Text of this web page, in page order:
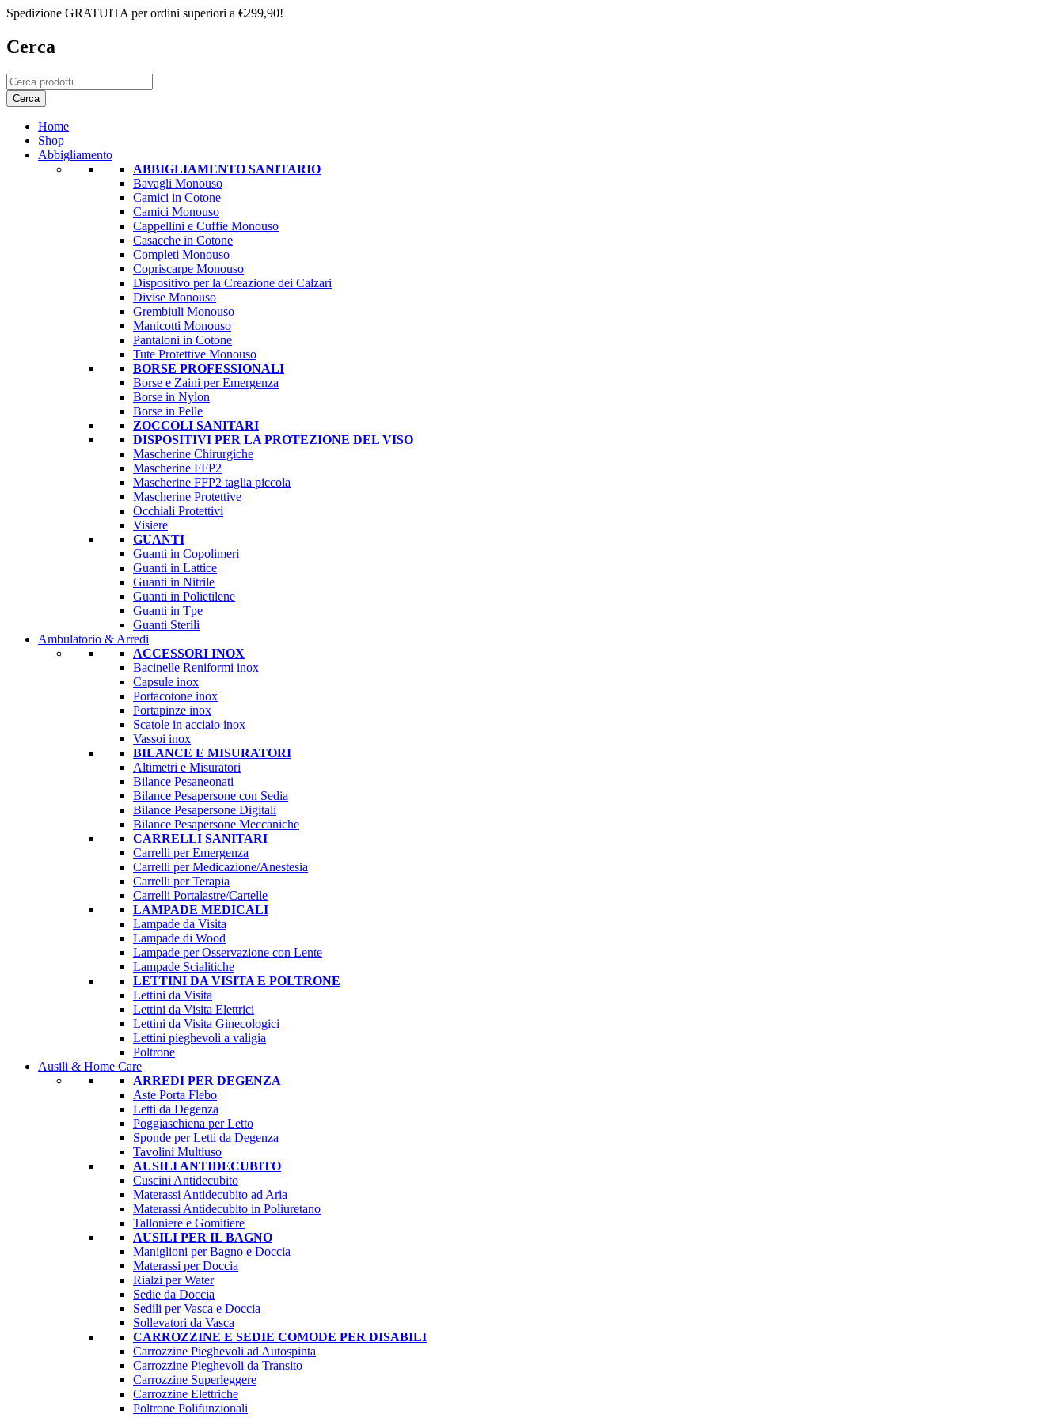
Spedizione GRATUITA per ordini superiori a €299,90!
Cerca
Home
Shop
Abbigliamento
ABBIGLIAMENTO SANITARIO
Bavagli Monouso
Camici in Cotone
Camici Monouso
Cappellini e Cuffie Monouso
Casacche in Cotone
Completi Monouso
Copriscarpe Monouso
Dispositivo per la Creazione dei Calzari
Divise Monouso
Grembiuli Monouso
Manicotti Monouso
Pantaloni in Cotone
Tute Protettive Monouso
BORSE PROFESSIONALI
Borse e Zaini per Emergenza
Borse in Nylon
Borse in Pelle
ZOCCOLI SANITARI
DISPOSITIVI PER LA PROTEZIONE DEL VISO
Mascherine Chirurgiche
Mascherine FFP2
Mascherine FFP2 taglia piccola
Mascherine Protettive
Occhiali Protettivi
Visiere
GUANTI
Guanti in Copolimeri
Guanti in Lattice
Guanti in Nitrile
Guanti in Polietilene
Guanti in Tpe
Guanti Sterili
Ambulatorio & Arredi
ACCESSORI INOX
Bacinelle Reniformi inox
Capsule inox
Portacotone inox
Portapinze inox
Scatole in acciaio inox
Vassoi inox
BILANCE E MISURATORI
Altimetri e Misuratori
Bilance Pesaneonati
Bilance Pesapersone con Sedia
Bilance Pesapersone Digitali
Bilance Pesapersone Meccaniche
CARRELLI SANITARI
Carrelli per Emergenza
Carrelli per Medicazione/Anestesia
Carrelli per Terapia
Carrelli Portalastre/Cartelle
LAMPADE MEDICALI
Lampade da Visita
Lampade di Wood
Lampade per Osservazione con Lente
Lampade Scialitiche
LETTINI DA VISITA E POLTRONE
Lettini da Visita
Lettini da Visita Elettrici
Lettini da Visita Ginecologici
Lettini pieghevoli a valigia
Poltrone
Ausili & Home Care
ARREDI PER DEGENZA
Aste Porta Flebo
Letti da Degenza
Poggiaschiena per Letto
Sponde per Letti da Degenza
Tavolini Multiuso
AUSILI ANTIDECUBITO
Cuscini Antidecubito
Materassi Antidecubito ad Aria
Materassi Antidecubito in Poliuretano
Talloniere e Gomitiere
AUSILI PER IL BAGNO
Maniglioni per Bagno e Doccia
Materassi per Doccia
Rialzi per Water
Sedie da Doccia
Sedili per Vasca e Doccia
Sollevatori da Vasca
CARROZZINE E SEDIE COMODE PER DISABILI
Carrozzine Pieghevoli ad Autospinta
Carrozzine Pieghevoli da Transito
Carrozzine Superleggere
Carrozzine Elettriche
Poltrone Polifunzionali